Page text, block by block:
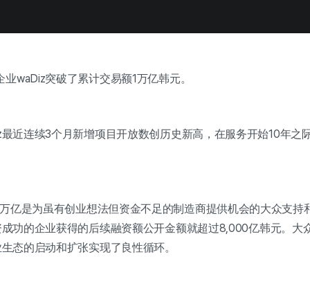
waDiz突破了累计交易额1万亿韩元。
近连续3个月新增项目开放数创历史新高，在服务开始10年之
亿是为虽有创业想法但资金不足的制造商提供机会的大众支持
功的企业获得的后续融资额公开金额就超过8,000亿韩元。大
态的启动和扩张实现了良性循环。